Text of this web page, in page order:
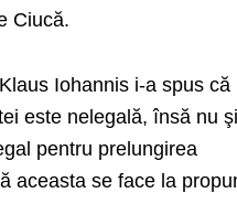
Ciucă.
Iohannis i-a spus că
este nelegală, însă nu
pentru prelungirea
aceasta se face la